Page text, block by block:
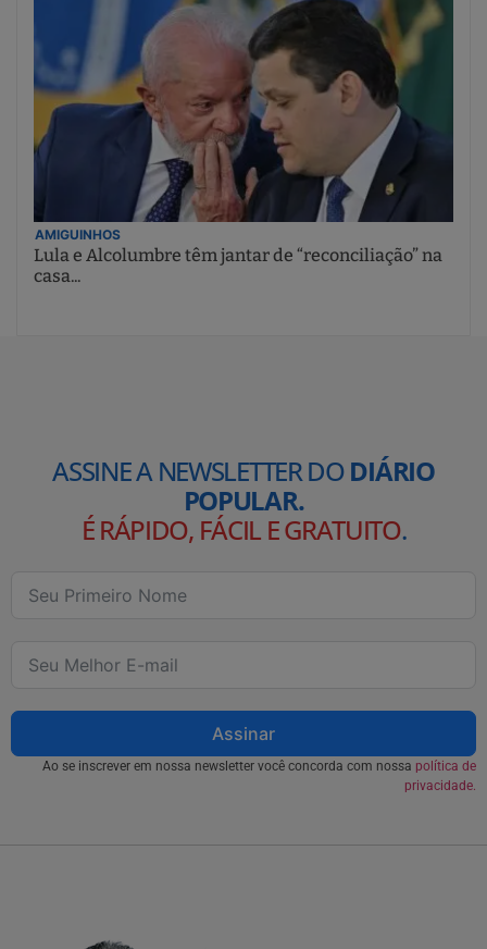
AMIGUINHOS
Lula e Alcolumbre têm jantar de “reconciliação” na
casa...
ASSINE A NEWSLETTER DODIÁRIO
POPULAR.
É RÁPIDO, FÁCIL E GRATUITO.
Assinar
Ao se inscrever em nossa newsletter você concorda com nossa política de
privacidade.